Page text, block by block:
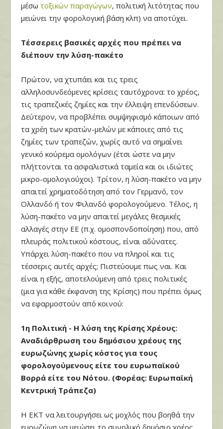
μέσω τοξικών παραγώγων, πολιτική λιτότητας που
μειώνει την φορολογική βάση κλπ) να αποτύχει.
Τέσσερεις βασικές αρχές που πρέπει να
διέπουν την λύση-πακέτο
Πρώτον, να χτυπάει και τις τρεις
αλληλοσυνδεόμενες κρίσεις ταυτόχρονα: το χρέος,
τις τραπεζικές ζημίες και την έλλειψη επενδύσεων.
Δεύτερον, να προβλέπει συμψηφισμό κάποιων από
τα χρέη των κρατών-μελών με κάποιες από τις
ζημίες των τραπεζών, χωρίς αυτό να σημαίνει
γενικό κούρεμα ομολόγων (έτσι ώστε να μην
πλήττονται τα ασφαλιστικά ταμεία και οι ιδιώτες
μικρο-ομολογιούχοι). Τρίτον, η λύση-πακέτο να μην
απαιτεί χρηματοδότηση από τον Γερμανό, τον
Ολλανδό ή τον Φιλανδό φορολογούμενο. Τέλος, η
λύση-πακέτο να μην απαιτεί μεγάλες θεσμικές
αλλαγές στην ΕΕ (π.χ. ομοσπονδοποίηση) που, από
πλευράς πολιτικού κόστους, είναι αδύνατες.
Υπάρχει λύση-πακέτο που να πληροί και τις
τέσσερις αυτές αρχές; Πιστεύουμε πως ναι. Και
είναι η εξής, αποτελούμενη από τρεις πολιτικές
(μια για κάθε έκφανση της Κρίσης) που πρέπει όμως
να εφαρμοστούν από κοινού:
1η Πολιτική - Η λύση της Κρίσης Χρέους:
Αναδιάρθρωση του δημόσιου χρέους της
ευρωζώνης χωρίς κόστος για τους
φορολογούμενους είτε του ευρωπαϊκού
Βορρά είτε του Νότου. (Φορέας: Ευρωπαϊκή
Κεντρική Τράπεζα)
Η ΕΚΤ να λειτουργήσει ως μοχλός που βοηθά την
ευρωζώνη να μειώσει το συνολικό δημόσιο χρέος